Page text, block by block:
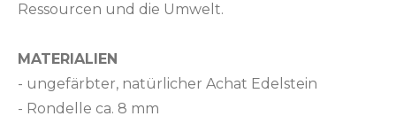
Ressourcen und die Umwelt.
MATERIALIEN
- ungefärbter, natürlicher Achat Edelstein
- Rondelle ca. 8 mm